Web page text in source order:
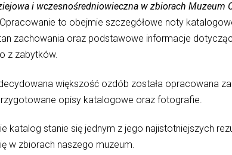
i wczesnośredniowieczna w zbiorach Muzeum
to obejmie szczegółowe noty
zachowania oraz podstawowe informacje
z zabytków.
większość ozdób została opracowana
opisy katalogowe oraz fotografie.
katalog stanie się jednym z jego najistotniejszych
w zbiorach naszego muzeum.